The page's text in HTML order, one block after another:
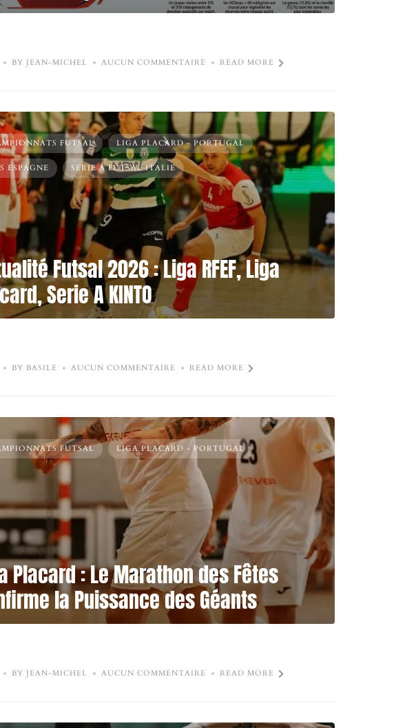
BY JEAN-MICHEL AUCUN COMMENTAIRE READ MORE
FUTSAL LIGA PLACARD - PORTUGAL
ESPAGNE SERIE A FUTSAL ITALIE
Futsal 2026 : Liga RFEF, Liga
Serie A KINTO
BY BASILE AUCUN COMMENTAIRE READ MORE
FUTSAL LIGA PLACARD - PORTUGAL
Placard : Le Marathon des Fêtes
la Puissance des Géants
BY JEAN-MICHEL AUCUN COMMENTAIRE READ MORE